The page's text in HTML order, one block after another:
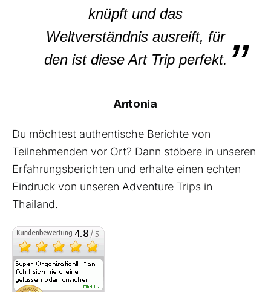
knüpft und das
Weltverständnis ausreift, für
den ist diese Art Trip perfekt.
Antonia
Du möchtest authentische Berichte von
Teilnehmenden vor Ort? Dann stöbere in unseren
Erfahrungsberichten und erhalte einen echten
Eindruck von unseren Adventure Trips in
Thailand.